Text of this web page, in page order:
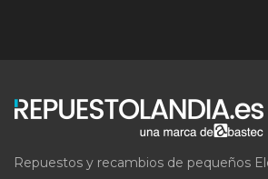
Repuestos y recambios de pequeños